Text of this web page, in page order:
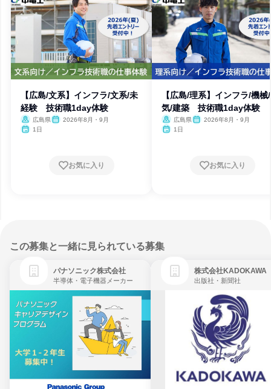
【広島/文系】インフラ/文系/未
経験 技術職1day体験
広島県
2026年8月・9月
1日
お気に入り
【広島/理系】インフラ/機械
気/建築 技術職1day体験
広島県
2026年8月・9月
1日
お気に入り
この募集と一緒に見られている募集
パナソニック株式会社
半導体・電子機器メーカー
株式会社KADOKAWA
出版社・新聞社